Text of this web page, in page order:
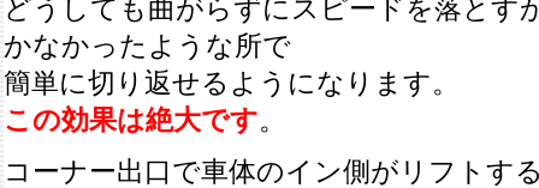
どうしても曲がらずにスピードを落とす
かなかったような所で
簡単に切り返せるようになります。
この効果は絶大です。
コーナー出口で車体のイン側がリフトす